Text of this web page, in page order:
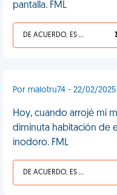
pantalla. FML
DE ACUERDO, ES UNA VIDA HP
Por malotru74 - 22/02/2025
Hoy, cuando arrojé mi
diminuta habitación de
inodoro. FML
DE ACUERDO, ES UNA VIDA HP